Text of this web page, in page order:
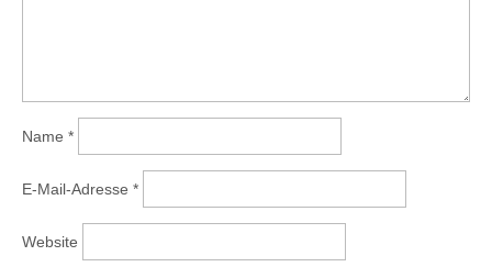
Name *
E-Mail-Adresse *
Website